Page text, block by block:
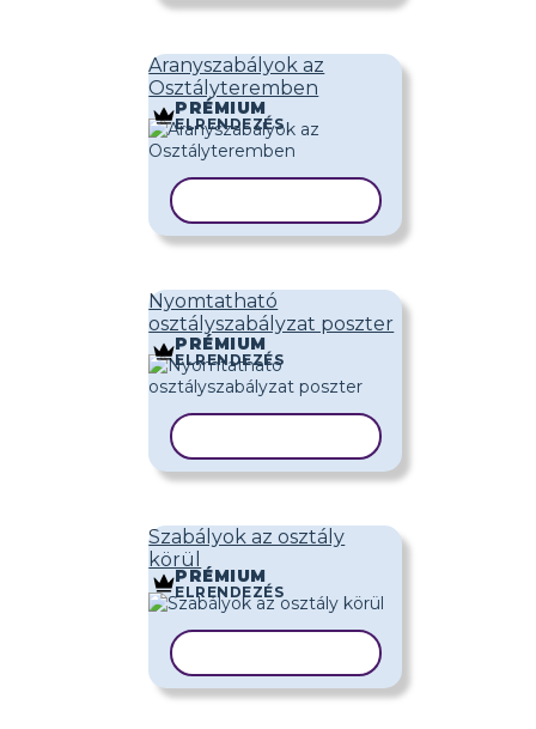
Aranyszabályok az
Osztályteremben
PRÉMIUM
ELRENDEZÉS
Nyomtatható
osztályszabályzat poszter
PRÉMIUM
ELRENDEZÉS
Szabályok az osztály
körül
PRÉMIUM
ELRENDEZÉS